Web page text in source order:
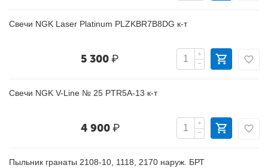
Свечи NGK Laser Platinum PLZKBR7B8DG к-т
5 300₽
+
−
Свечи NGK V-Line № 25 PTR5A-13 к-т
4 900₽
+
−
Пыльник гранаты 2108-10, 1118, 2170 наруж. БРТ